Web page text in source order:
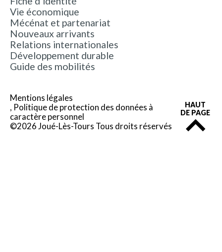
Vie économique
Mécénat et partenariat
Nouveaux arrivants
Relations internationales
Développement durable
Guide des mobilités
Mentions légales
Politique de protection des données à
caractère personnel
©2026 Joué-Lès-Tours Tous droits réservés
HAUT
DE PAGE